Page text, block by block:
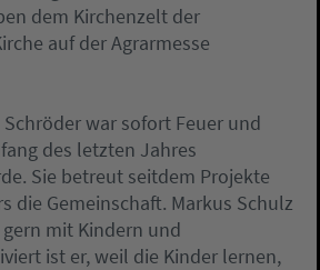
dem Kirchenzelt der
auf der Agrarmesse
war sofort Feuer und
des letzten Jahres
Sie betreut seitdem Projekte
die Gemeinschaft. Markus Schulz
mit Kindern und
ist er, weil die Kinder lernen,